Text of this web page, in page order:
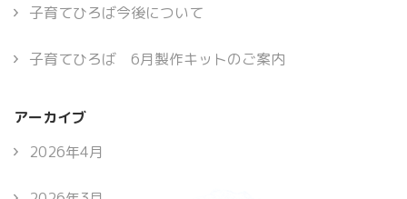
子育てひろば今後について
子育てひろば 6月製作キットのご案内
アーカイブ
2026年4月